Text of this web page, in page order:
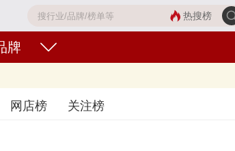
热搜榜
牌
、不老林、马大姐、金冠、太祖、樱桃爷爷、嘉士
，选择自己满意的！牛轧糖品牌主要属于商标分类
网店榜 关注榜